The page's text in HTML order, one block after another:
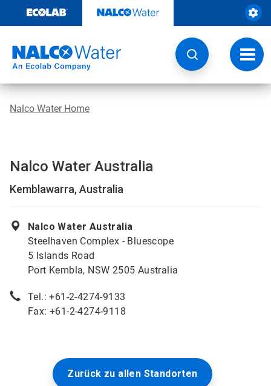
Inhalt
Nalco Water Home
Nalco Water Australia
Kemblawarra, Australia
Nalco Water Australia
Steelhaven Complex - Bluescope
5 Islands Road
Port Kembla, NSW 2505 Australia
Tel.: +61-2-4274-9133
Fax: +61-2-4274-9118
Zurück zu allen Standorten